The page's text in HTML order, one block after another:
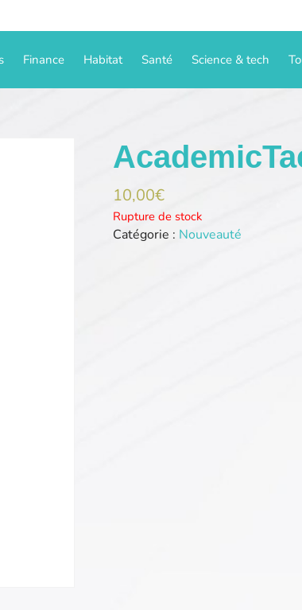
Finance Habitat Santé Science & tech
10,00€
Rupture de stock
Catégorie : Nouveauté